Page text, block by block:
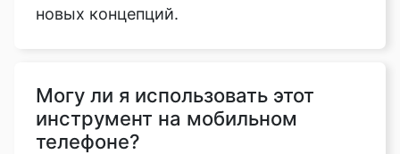
новых концепций.
Могу ли я использовать этот
инструмент на мобильном
телефоне?